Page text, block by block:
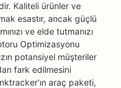
Kaliteli ürünler ve
esastır, ancak güçlü
ve elde tutmanızı
Optimizasyonu
potansiyel müşteriler
fark edilmesini
araç paketi,